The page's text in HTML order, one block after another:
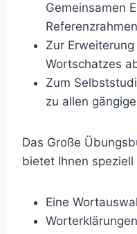
Gemeinsamen
Zur
Wortschatzes
Zum
zu allen
Das Große
bietet Ihnen
Eine